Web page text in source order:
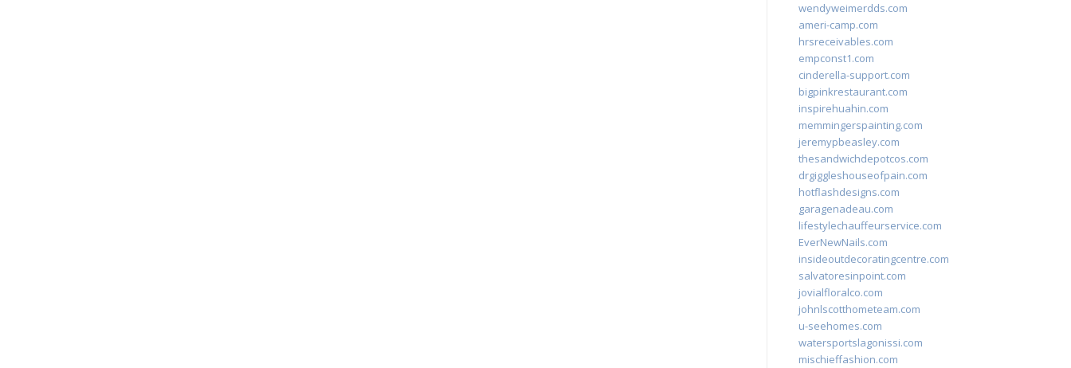
wendyweimerdds.com
ameri-camp.com
hrsreceivables.com
empconst1.com
cinderella-support.com
bigpinkrestaurant.com
inspirehuahin.com
memmingerspainting.com
jeremypbeasley.com
thesandwichdepotcos.com
drgiggleshouseofpain.com
hotflashdesigns.com
garagenadeau.com
lifestylechauffeurservice.com
EverNewNails.com
insideoutdecoratingcentre.com
salvatoresinpoint.com
jovialfloralco.com
johnlscotthometeam.com
u-seehomes.com
watersportslagonissi.com
mischieffashion.com